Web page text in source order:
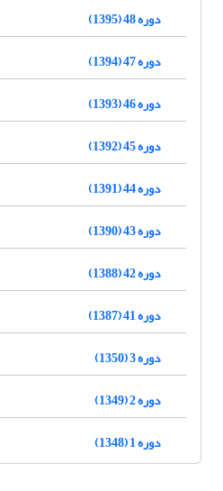
دوره 48 (1395)
دوره 47 (1394)
دوره 46 (1393)
دوره 45 (1392)
دوره 44 (1391)
دوره 43 (1390)
دوره 42 (1388)
دوره 41 (1387)
دوره 3 (1350)
دوره 2 (1349)
دوره 1 (1348)